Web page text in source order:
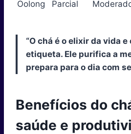
Oolong Parcial
“O chá é o elixir da vida
etiqueta. Ele purifica a
prepara para o dia com
Benefícios do
saúde e